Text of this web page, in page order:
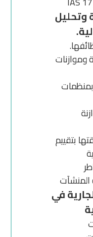
وتحليل
وموازنات
بمنظمات
بتقييم
المنشآت
في